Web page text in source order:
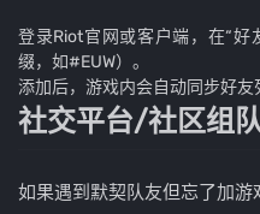
登录Riot官网或客户端，在“好
缀，如#EUW）。
添加后，游戏内会自动同步好友
社交平台/社区组
如果遇到默契队友但忘了加游